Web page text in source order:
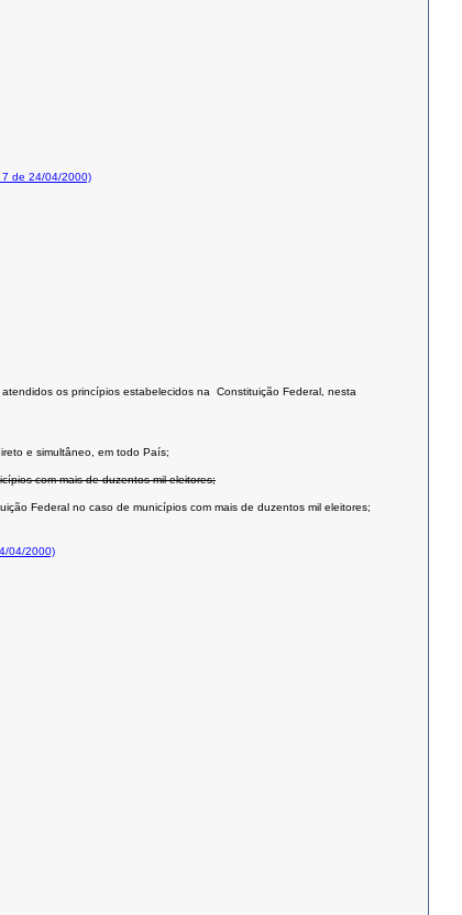
7 de 24/04/2000)
os princípios estabelecidos na Constituição Federal, nesta
e simultâneo, em todo País;
com mais de duzentos mil eleitores;
Federal no caso de municípios com mais de duzentos mil eleitores;
04/2000)